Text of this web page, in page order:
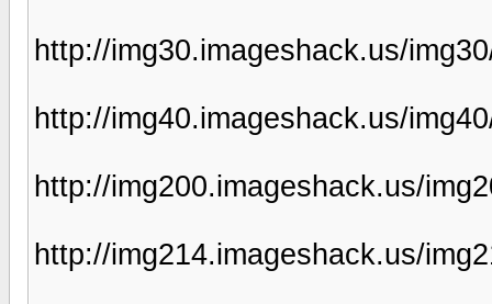
http://img30.imageshack.us/
http://img40.imageshack.us/
http://img200.imageshack.us/
http://img214.imageshack.us/